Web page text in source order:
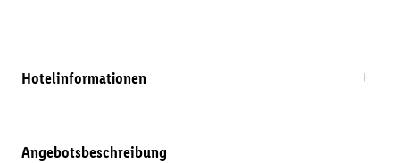
Hotelinformationen
Angebotsbeschreibung